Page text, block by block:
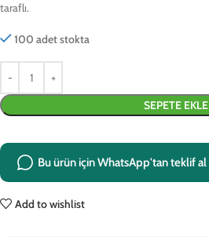
taraflı.
100 adet stokta
SEPETE EKLE
Bu ürün için WhatsApp'tan teklif al
Add to wishlist